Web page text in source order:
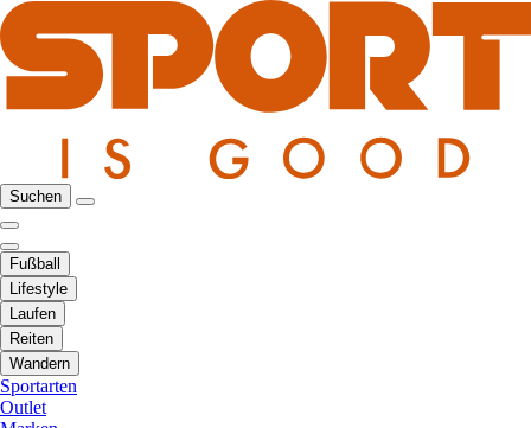
Suchen
Fußball
Lifestyle
Laufen
Reiten
Wandern
Sportarten
Outlet